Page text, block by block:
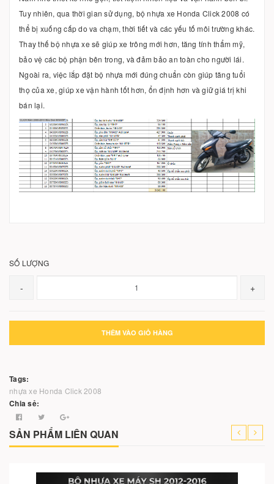
Tuy nhiên, qua thời gian sử dụng, bộ nhựa xe Honda Click 2008 có
thể bị xuống cấp do va chạm, thời tiết và các yếu tố môi trường khác.
Thay thế bộ nhựa xe sẽ giúp xe trông mới hơn, tăng tính thẩm mỹ,
bảo vệ các bộ phận bên trong, và đảm bảo an toàn cho người lái.
Ngoài ra, việc lắp đặt bộ nhựa mới đúng chuẩn còn giúp tăng tuổi
thọ của xe, giúp xe vận hành tốt hơn, ổn định hơn và giữ giá trị khi
bán lại.
SỐ LƯỢNG
- +
THÊM VÀO GIỎ HÀNG
Tags:
nhựa xe Honda Click 2008
Chia sẻ:
SẢN PHẨM LIÊN QUAN